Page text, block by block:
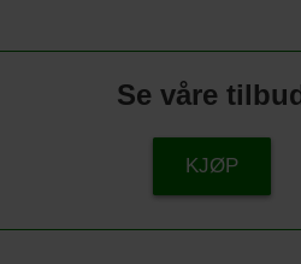
Se våre
KJØP